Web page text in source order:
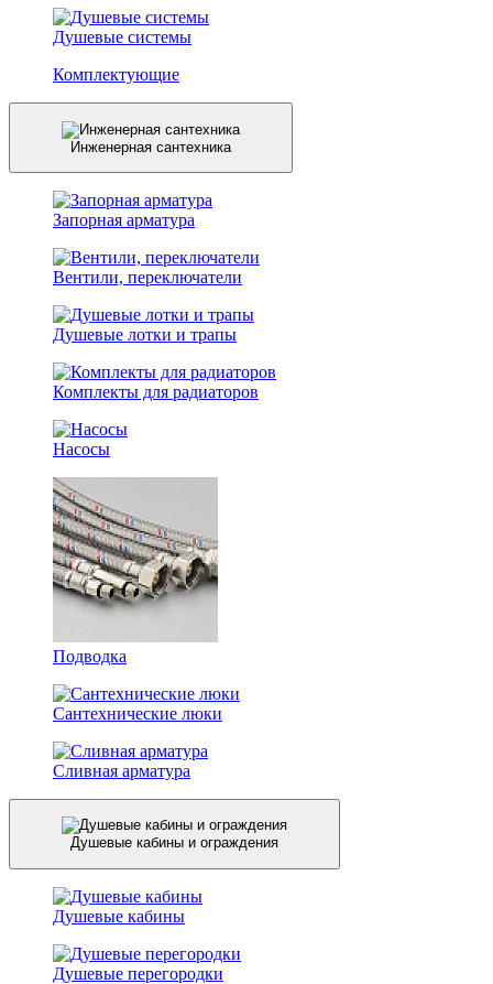
Душевые системы
Комплектующие
Инженерная сантехника
Запорная арматура
Вентили, переключатели
Душевые лотки и трапы
Комплекты для радиаторов
Насосы
Подводка
Сантехнические люки
Сливная арматура
Душевые кабины и ограждения
Душевые кабины
Душевые перегородки